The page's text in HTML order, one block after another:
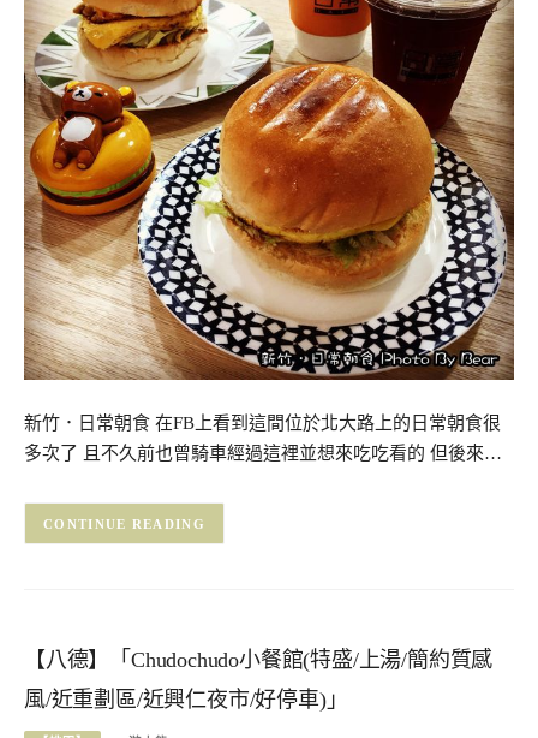
新竹．日常朝食 在FB上看到這間位於北大路上的日常朝食很
多次了 且不久前也曾騎車經過這裡並想來吃吃看的 但後來…
CONTINUE READING
【八德】「Chudochudo小餐館(特盛/上湯/簡約質感
風/近重劃區/近興仁夜市/好停車)」